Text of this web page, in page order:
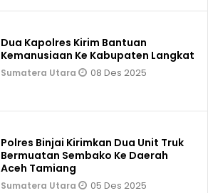
Dua Kapolres Kirim Bantuan
Kemanusiaan Ke Kabupaten Langkat
Sumatera Utara 08 Des 2025
Polres Binjai Kirimkan Dua Unit Truk
Bermuatan Sembako Ke Daerah
Aceh Tamiang
Sumatera Utara 05 Des 2025